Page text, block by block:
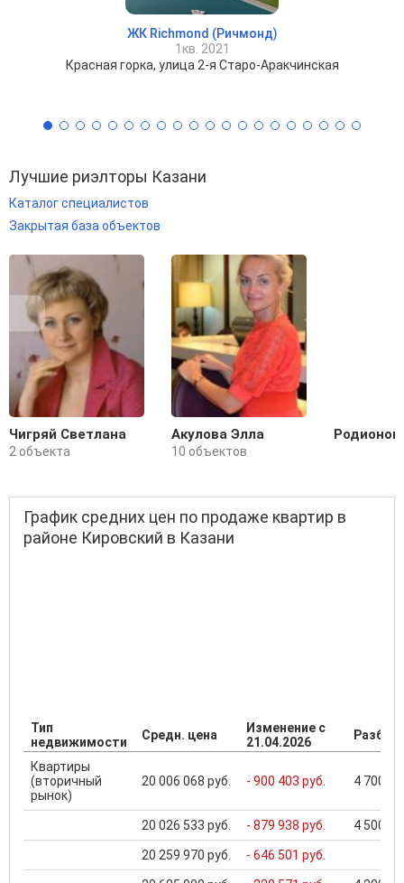
ЖК Richmond (Ричмонд)
1кв. 2021
Красная горка, улица 2-я Старо-Аракчинская
Лучшие риэлторы Казани
Каталог специалистов
Закрытая база объектов
Чигряй Светлана
2 объекта
Акулова Элла
10 объектов
График средних цен по продаже квартир в
районе Кировский в Казани
Тип
недвижимости
Средн. цена
Изменение с
21.04.2026
Квартиры
(вторичный
рынок)
20 006 068 руб. - 900 403 руб. 4 700
20 026 533 руб. - 879 938 руб. 4 500
20 259 970 руб. - 646 501 руб.